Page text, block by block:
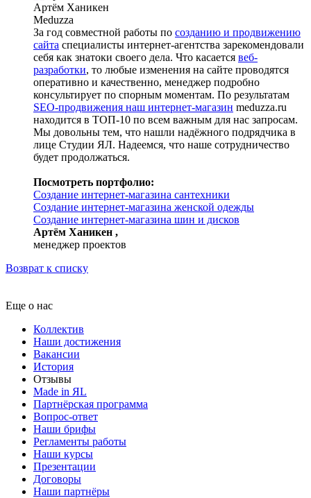
Артём Ханикен
Meduzza
За год совместной работы по созданию и продвижению
сайта специалисты интернет-агентства зарекомендовали
себя как знатоки своего дела. Что касается веб-
разработки, то любые изменения на сайте проводятся
оперативно и качественно, менеджер подробно
консультирует по спорным моментам. По результатам
SEO-продвижения наш интернет-магазин meduzza.ru
находится в ТОП-10 по всем важным для нас запросам.
Мы довольны тем, что нашли надёжного подрядчика в
лице Студии ЯЛ. Надеемся, что наше сотрудничество
будет продолжаться.
Посмотреть портфолио:
Создание интернет-магазина сантехники
Создание интернет-магазина женской одежды
Создание интернет-магазина шин и дисков
Артём Ханикен ,
менеджер проектов
Возврат к списку
Еще о нас
Коллектив
Наши достижения
Вакансии
История
Отзывы
Made in ЯL
Партнёрская программа
Вопрос-ответ
Наши брифы
Регламенты работы
Наши курсы
Презентации
Договоры
Наши партнёры